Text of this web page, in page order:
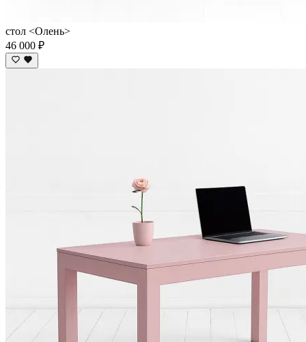
стол <Олень>
46 000 ₽